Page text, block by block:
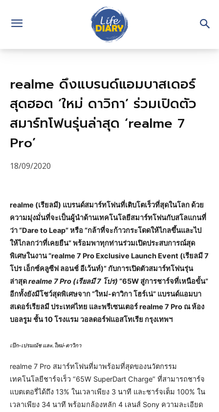
realme ดึงแบรนด์แอมบาสเดอร์
สุดฮอต ‘ใหม่ ดาวิกา’ ร่วมเปิดตัว
สมาร์ทโฟนรุ่นล่าสุด ‘realme 7
Pro’
18/09/2020
realme (เรียลมี) แบรนด์สมาร์ทโฟนที่เติบโตเร็วที่สุดในโลก ด้วย
ความมุ่งมั่นที่จะเป็นผู้นำด้านเทคโนโลยีสมาร์ทโฟนกับสโลแกนที่
ว่า “Dare to Leap” หรือ “กล้าที่จะก้าวกระโดดให้ไกลขึ้นและไป
ให้ไกลกว่าที่เคยยืน” พร้อมพาทุกท่านร่วมเปิดประสบการณ์สุด
พิเศษในงาน “realme 7 Pro Exclusive Launch Event (เรียลมี 7
โปร เอ็กซ์คลูซีฟ ลอนช์ อีเว้นท์)” กับการเปิดตัวสมาร์ทโฟนรุ่น
ล่าสุดrealme 7 Pro (เรียลมี 7 โปร) “65W สู่การชาร์จที่เหนือขั้น”
อีกทั้งยังมีโชว์สุดพิเศษจาก “ใหม่-ดาวิกา โฮร์เน่” แบรนด์แอมบา
สเดอร์เรียลมี ประเทศไทย และพรีเซนเตอร์ realme 7 Pro ณ ห้อง
บอลรูม ชั้น 10 โรงแรม วอลดอร์ฟแอสโทเรีย กรุงเทพฯ
เป๊ก-เปรมณัช และ.ใหม่-ดาวิกา
realme 7 Pro สมาร์ทโฟนที่มาพร้อมที่สุดของนวัตกรรม
เทคโนโลยีชาร์จเร็ว “65W SuperDart Charge” ที่สามารถชาร์จ
แบตเตอรี่ได้ถึง 13% ในเวลาเพียง 3 นาที และชาร์จเต็ม 100% ใน
เวลาเพียง 34 นาที พร้อมกล้องหลัก 4 เลนส์ Sony ความละเอียด